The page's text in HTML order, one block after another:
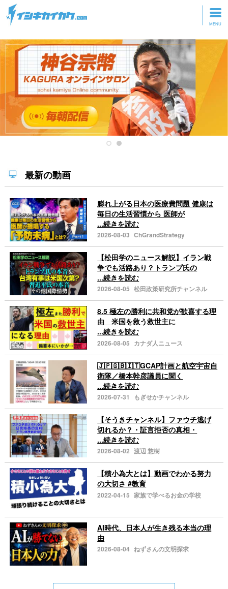
トップページ
動画を見る
記事を読む
セミナーに参加
研修・ツアーに参加
最新の動画
膨れ上がる日本の医療費問題 健康は
毎日の生活習慣から 医師が
...続きを読む
2026-08-03 ChGrandStrategy
【松田学のニュース解説】イラン戦
争でも活路あり？トランプ氏の
...続きを読む
2026-08-05 松田政策研究所チャンネル
8.5 極左の勝利に共和党が歓喜する理
由 米国を救う救世主に
...続きを読む
2026-08-05 カナダ人ニュース
🇯🇵🇬🇧🇮🇹GCAP計画と航空宇宙自
衛隊／橋本幹彦議員に聞く
...続きを読む
2026-07-31 もぎせかチャンネル
【そうきチャンネル】ファウチ逃げ
切れるか？・証言拒否の真相・
...続きを読む
2026-08-02 渡辺 惣樹
【積小為大とは】動画でわかる努力
の大切さ #教育
2022-04-15 家族で学べるお金の学校
AI時代、日本人が生き残る本当の理
由
2026-08-04 ねずさんの文明探求